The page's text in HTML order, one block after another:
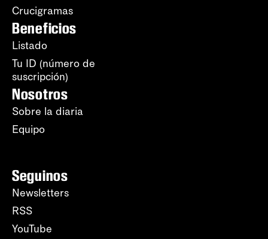
Crucigramas
Beneficios
Listado
Tu ID (número de
suscripción)
Nosotros
Sobre la diaria
Equipo
Seguinos
Newsletters
RSS
YouTube